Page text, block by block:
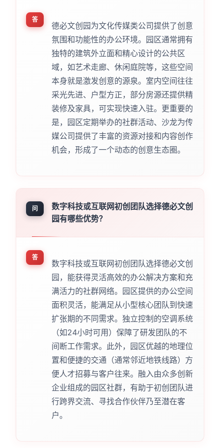
答
德必文创园为文化传媒类公司提供了创意
氛围和功能性的办公环境。园区通常拥有
独特的建筑外立面和精心设计的公共区
域，如艺术走廊、休闲庭院等，这些空间
本身就是激发创意的源泉。室内空间往往
采光先进、户型方正，部分房源还提供精
装修及家具，可实现快速入驻。更重要的
是，园区定期举办的社群活动、沙龙为传
媒公司提供了丰富的资源对接和内容创作
机会，形成了一个动态的创意生态圈。
问
数字科技或互联网初创团队选择德必文创
园有哪些优势？
答
数字科技或互联网初创团队选择德必文创
园，能获得灵活高效的办公解决方案和充
满活力的社群网络。园区提供的办公空间
面积灵活，能满足从小型核心团队到快速
扩张期的不同需求。独立控制的空调系统
（如24小时可用）保障了研发团队的不
间断工作需求。此外，园区优越的地理位
置和便捷的交通（通常邻近地铁线路）方
便人才招募与客户往来。融入由众多创新
企业组成的园区社群，有助于初创团队进
行跨界交流、寻找合作伙伴乃至潜在客
户。